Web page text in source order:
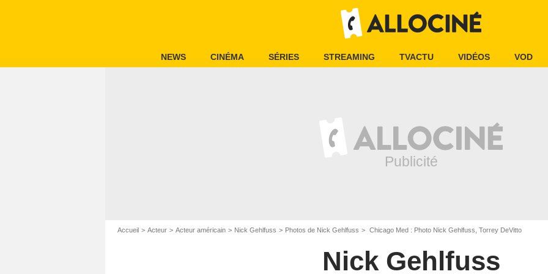
NEWS CINÉMA SÉRIES STREAMING TVACTU VIDÉOS VOD
Accueil Acteur Acteur américain Nick Gehlfuss Photos de Nick Gehlfuss Chicago Med : Photo Nick Gehlfuss, Torrey DeVitto
Nick Gehlfuss